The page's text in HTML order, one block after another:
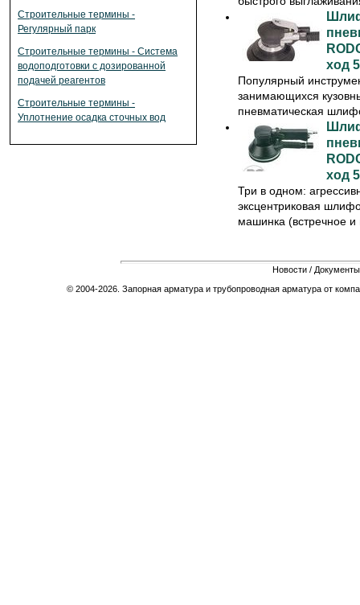
Строительные термины -
Регулярный парк
Строительные термины - Система
водоподготовки с дозированной
подачей реагентов
Строительные термины -
Уплотнение осадка сточных вод
ход
Популярный
занимающихся
пневматическая
ход
Три в одном:
эксцентриковая
машинка (встречное и
Новости / Документы
© 2004-2026. Запорная арматура и трубопроводная арматура от